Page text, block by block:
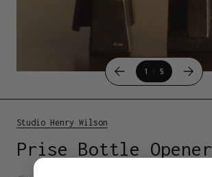
1 5
Studio Henry Wilson
Prise Bottle Opener